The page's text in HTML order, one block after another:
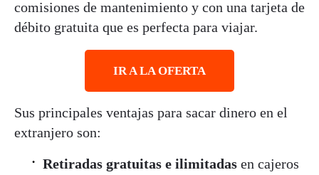
comisiones de mantenimiento y con una tarjeta de
débito gratuita que es perfecta para viajar.
IR A LA OFERTA
Sus principales ventajas para sacar dinero en el
extranjero son:
Retiradas gratuitas e ilimitadas en cajeros